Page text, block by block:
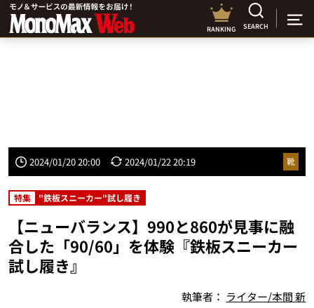
RANKING SEARCH
2024/01/20 20:00 2024/01/22 20:19 靴
特集 "鉄板スニーカー"試し履き
【ニューバランス】990と860が見事に融
合した「90/60」を体験『鉄板スニーカー
試し履き』
執筆者： ライター/本間 新